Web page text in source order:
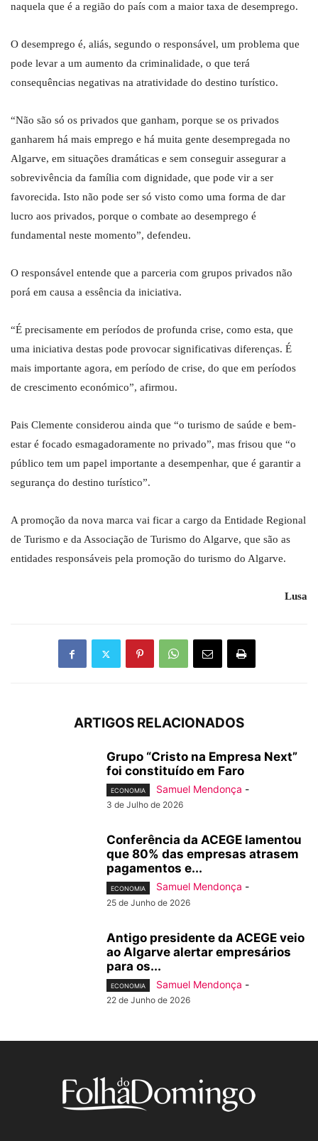
naquela que é a região do país com a maior taxa de desemprego.
O desemprego é, aliás, segundo o responsável, um problema que
pode levar a um aumento da criminalidade, o que terá
consequências negativas na atratividade do destino turístico.
“Não são só os privados que ganham, porque se os privados
ganharem há mais emprego e há muita gente desempregada no
Algarve, em situações dramáticas e sem conseguir assegurar a
sobrevivência da família com dignidade, que pode vir a ser
favorecida. Isto não pode ser só visto como uma forma de dar
lucro aos privados, porque o combate ao desemprego é
fundamental neste momento”, defendeu.
O responsável entende que a parceria com grupos privados não
porá em causa a essência da iniciativa.
“É precisamente em períodos de profunda crise, como esta, que
uma iniciativa destas pode provocar significativas diferenças. É
mais importante agora, em período de crise, do que em períodos
de crescimento económico”, afirmou.
Pais Clemente considerou ainda que “o turismo de saúde e bem-
estar é focado esmagadoramente no privado”, mas frisou que “o
público tem um papel importante a desempenhar, que é garantir a
segurança do destino turístico”.
A promoção da nova marca vai ficar a cargo da Entidade Regional
de Turismo e da Associação de Turismo do Algarve, que são as
entidades responsáveis pela promoção do turismo do Algarve.
Lusa
ARTIGOS RELACIONADOS
Grupo “Cristo na Empresa Next”
foi constituído em Faro
ECONOMIA Samuel Mendonça -
3 de Julho de 2026
Conferência da ACEGE lamentou
que 80% das empresas atrasem
pagamentos e...
ECONOMIA Samuel Mendonça -
25 de Junho de 2026
Antigo presidente da ACEGE veio
ao Algarve alertar empresários
para os...
ECONOMIA Samuel Mendonça -
22 de Junho de 2026